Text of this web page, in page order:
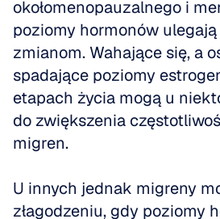
okołomenopauzalnego i
poziomy hormonów
zmianom. Wahające się, a
spadające poziomy
etapach życia mogą u
do zwiększenia
migren.
U innych jednak migreny
złagodzeniu, gdy poziomy